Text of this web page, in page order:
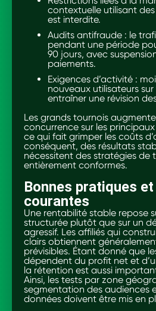
contextuelle utilisant
est interdite.
Audits antifraude : le
pendant une période
90 jours, avec
paiements.
Exigences d’activité :
nouveaux utilisateurs
entraîner une révision
Les grands tournois
concurrence sur les
ce qui fait grimper les coûts
conséquent, des résultats
nécessitent des stratégies de
entièrement conformes.
Bonnes pratiques
courantes
Une rentabilité stable repose
structurée plutôt que sur un
agressif. Les affiliés qui
clairs obtiennent
prévisibles. Étant donné que
dépendent du profit net et
la rétention est aussi
Ainsi, les tests par zone
segmentation des audiences
données doivent être mis en